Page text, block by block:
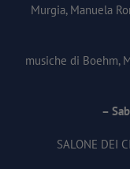
Murgia, Manuela
musiche di Boehm,
–
SALONE DEI